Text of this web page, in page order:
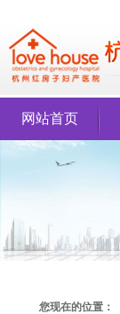
网站首页
您现在的位置：